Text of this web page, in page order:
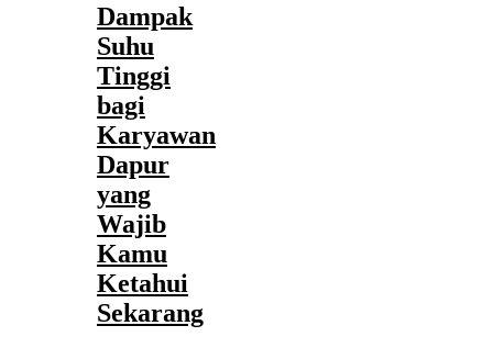
Dampak
Suhu
Tinggi
bagi
Karyawan
Dapur
yang
Wajib
Kamu
Ketahui
Sekarang